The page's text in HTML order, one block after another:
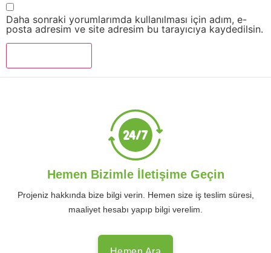
Daha sonraki yorumlarımda kullanılması için adım, e-
posta adresim ve site adresim bu tarayıcıya kaydedilsin.
Hemen Bizimle İletişime Geçin
Projeniz hakkında bize bilgi verin. Hemen size iş teslim süresi,
maaliyet hesabı yapıp bilgi verelim.